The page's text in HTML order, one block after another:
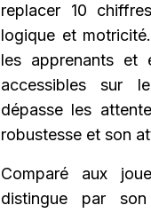
replacer 10
logique et
les apprenants et
accessibles sur
dépasse les
robustesse et son
Comparé aux
distingue par